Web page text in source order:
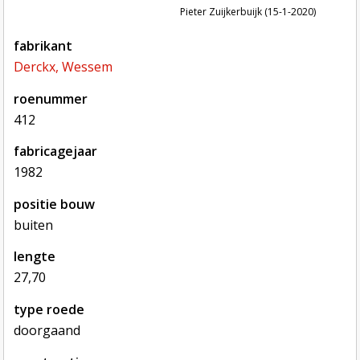
Pieter Zuijkerbuijk (15-1-2020)
fabrikant
Derckx, Wessem
roenummer
412
fabricagejaar
1982
positie bouw
buiten
lengte
27,70
type roede
doorgaand